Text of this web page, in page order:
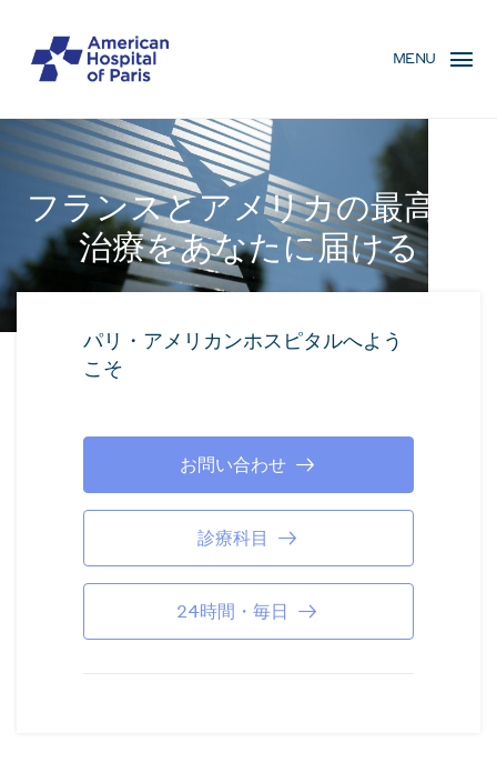
main
MENU
MOBILE
MENU
フランスとアメリカの最高の
治療をあなたに届ける
パリ・アメリカンホスピタルへよう
こそ
お問い合わせ
診療科目
24時間・毎日